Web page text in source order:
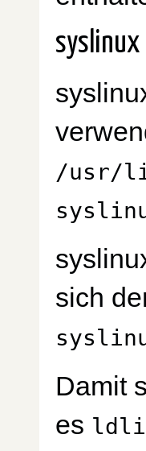
syslinux
/usr/
sich
Damit
es